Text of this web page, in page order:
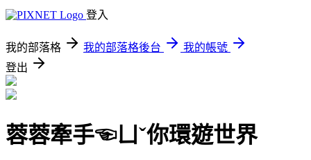
登入
我的部落格 我的部落格後台
我的帳號
登出
蓉蓉牽手☜ㄩˇ你環遊世界